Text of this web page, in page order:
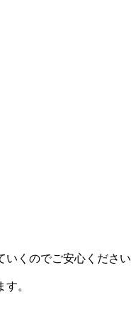
いくのでご安心ください
。